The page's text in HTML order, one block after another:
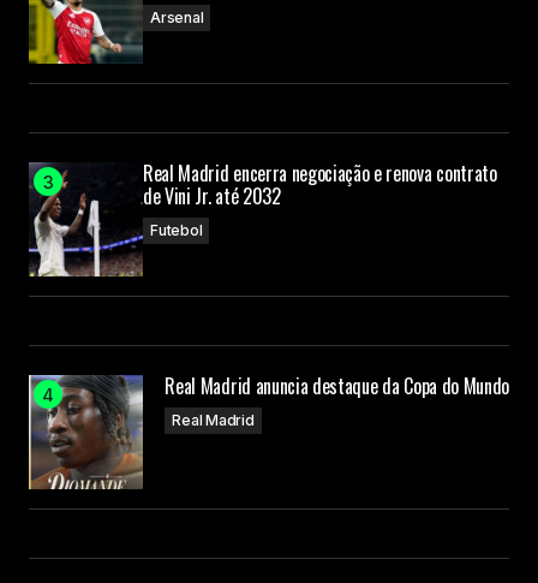
Arsenal
Real Madrid encerra negociação e renova contrato
de Vini Jr. até 2032
Futebol
Real Madrid anuncia destaque da Copa do Mundo
Real Madrid